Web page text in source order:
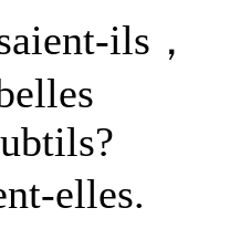
ils，
elles.